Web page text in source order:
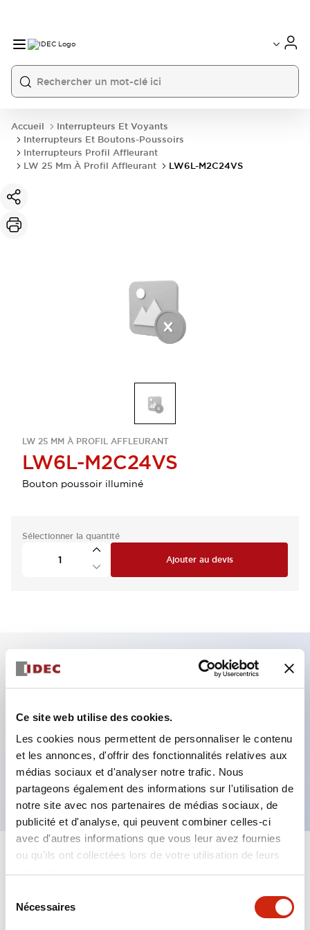
Ce site web utilise des cookies.
Les cookies nous permettent de personnaliser le contenu
et les annonces, d'offrir des fonctionnalités relatives aux
médias sociaux et d'analyser notre trafic. Nous
partageons également des informations sur l'utilisation de
notre site avec nos partenaires de médias sociaux, de
publicité et d'analyse, qui peuvent combiner celles-ci
avec d'autres informations que vous leur avez fournies
ou qu'ils ont collectées lors de votre utilisation de leurs
Nécessaires
Accueil
Interrupteurs Et Voyants
Interrupteurs Et Boutons-Poussoirs
Interrupteurs Profil Affleurant
LW 25 Mm À Profil Affleurant
LW6L-M2C24VS
LW 25 MM À PROFIL AFFLEURANT
LW6L-M2C24VS
Bouton poussoir illuminé
Sélectionner la quantité
Ajouter au devis
Fixation par regroupement possible
Le commutateur sélecteur avec clé adopte une
structure à goupille à cylindre haute sécurité
La structure de protection est IP65 (IEC60529)
Spécifications